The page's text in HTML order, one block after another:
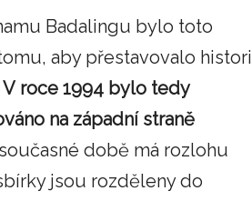
Badalingu bylo toto
aby přestavovalo
V roce 1994 bylo tedy
na západní straně
době má rozlohu
jsou rozděleny do